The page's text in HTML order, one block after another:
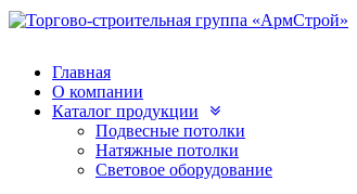
Главная
О компании
Каталог продукции
Подвесные потолки
Натяжные потолки
Световое оборудование